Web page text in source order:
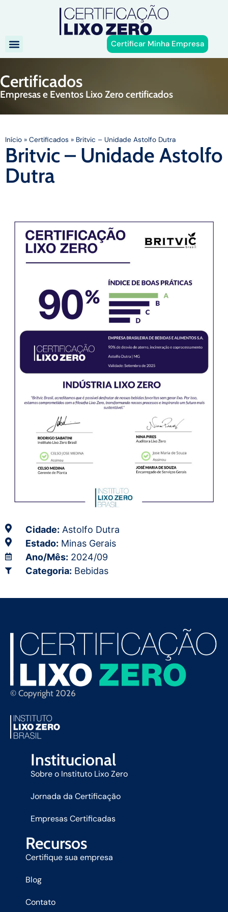
Certificar Minha Empresa
Certificados
Empresas e Eventos Lixo Zero certificados
Início » Certificados » Britvic – Unidade Astolfo Dutra
Britvic – Unidade Astolfo
Dutra
Cidade: Astolfo Dutra
Estado: Minas Gerais
Ano/Mês: 2024/09
Categoria: Bebidas
© Copyright 2026
Institucional
Sobre o Instituto Lixo Zero
Jornada da Certificação
Empresas Certificadas
Recursos
Certifique sua empresa
Blog
Contato